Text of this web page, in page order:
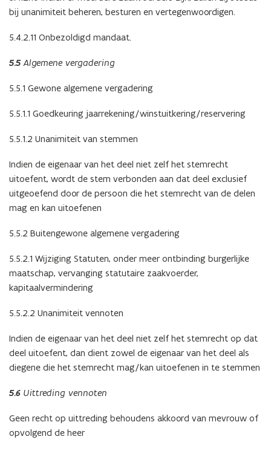
bij unanimiteit beheren, besturen en vertegenwoordigen.
5.4.2.11 Onbezoldigd mandaat.
5.5Algemene vergadering
5.5.1 Gewone algemene vergadering
5.5.1.1 Goedkeuring jaarrekening/winstuitkering/reservering
5.5.1.2 Unanimiteit van stemmen
Indien de eigenaar van het deel niet zelf het stemrecht
uitoefent, wordt de stem verbonden aan dat deel exclusief
uitgeoefend door de persoon die het stemrecht van de delen
mag en kan uitoefenen
5.5.2 Buitengewone algemene vergadering
5.5.2.1 Wijziging Statuten, onder meer ontbinding burgerlijke
maatschap, vervanging statutaire zaakvoerder,
kapitaalvermindering
5.5.2.2 Unanimiteit vennoten
Indien de eigenaar van het deel niet zelf het stemrecht op dat
deel uitoefent, dan dient zowel de eigenaar van het deel als
diegene die het stemrecht mag/kan uitoefenen in te stemmen
5.6 Uittreding vennoten
Geen recht op uittreding behoudens akkoord van mevrouw of
opvolgend de heer